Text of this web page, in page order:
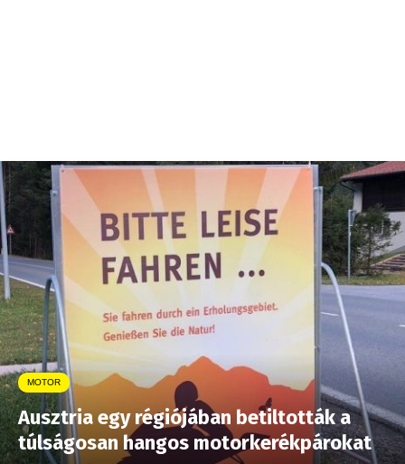
MOTOR
Ausztria egy régiójában betiltották a
túlságosan hangos motorkerékpárokat